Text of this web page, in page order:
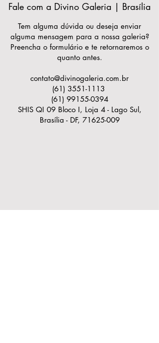
Fale com a Divino Galeria | Brasília
Tem alguma dúvida ou deseja enviar
alguma mensagem para a nossa galeria?
Preencha o formulário e te retornaremos o
quanto antes.
contato@divinogaleria.com.br
(61) 3551-1113
(61) 99155-0394
SHIS QI 09 Bloco I, Loja 4 - Lago Sul,
Brasília - DF, 71625-009